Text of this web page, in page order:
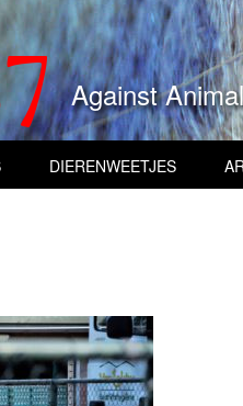
Against
DIERENWEETJES